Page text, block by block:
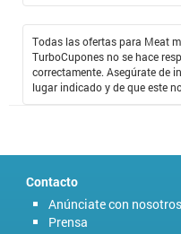
Todas las ofertas para Meat
TurboCupones no se hace
correctamente. Asegúrate de
lugar indicado y de que este
Contacto
Anúnciate con nosotros
Prensa